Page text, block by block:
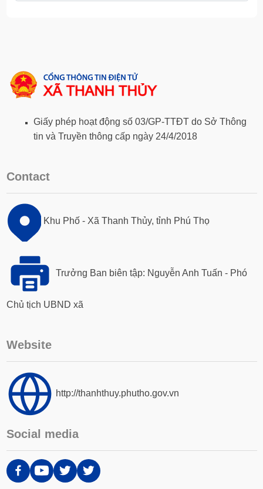
Giấy phép hoạt động số 03/GP-TTĐT do Sở Thông
tin và Truyền thông cấp ngày 24/4/2018
Contact
Khu Phố - Xã Thanh Thủy, tỉnh Phú Thọ
Trưởng Ban biên tập: Nguyễn Anh Tuấn - Phó
Chủ tịch UBND xã
Website
http://thanhthuy.phutho.gov.vn
Social media